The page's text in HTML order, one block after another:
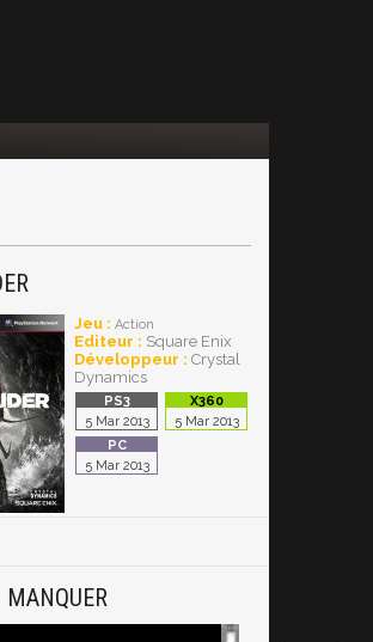
Jeu : Action
Editeur : Square Enix
Développeur : Crystal
Dynamics
5 Mar 2013 5 Mar 2013
5 Mar 2013